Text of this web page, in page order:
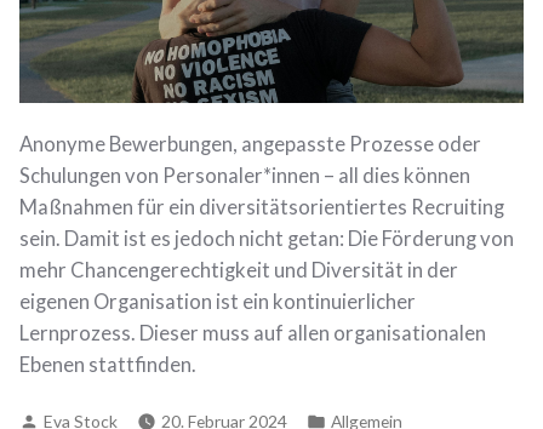
Anonyme Bewerbungen, angepasste Prozesse oder
Schulungen von Personaler*innen – all dies können
Maßnahmen für ein diversitätsorientiertes Recruiting
sein. Damit ist es jedoch nicht getan: Die Förderung von
mehr Chancengerechtigkeit und Diversität in der
eigenen Organisation ist ein kontinuierlicher
Lernprozess. Dieser muss auf allen organisationalen
Ebenen stattfinden.
Verfasst
Eva Stock 20. Februar 2024 Veröffentlicht
Allgemein